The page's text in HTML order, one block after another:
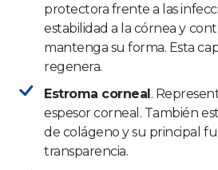
protectora frente a las
estabilidad a la córnea y
mantenga su forma. Esta
regenera.
Estroma corneal.
espesor corneal. También
de colágeno y su principal
transparencia.